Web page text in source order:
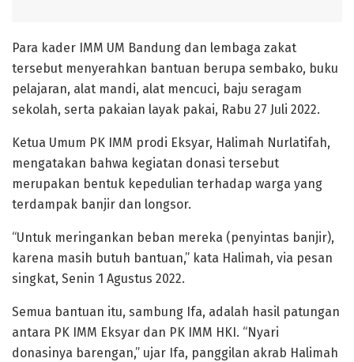
Para kader IMM UM Bandung dan lembaga zakat
tersebut menyerahkan bantuan berupa sembako, buku
pelajaran, alat mandi, alat mencuci, baju seragam
sekolah, serta pakaian layak pakai, Rabu 27 Juli 2022.
Ketua Umum PK IMM prodi Eksyar, Halimah Nurlatifah,
mengatakan bahwa kegiatan donasi tersebut
merupakan bentuk kepedulian terhadap warga yang
terdampak banjir dan longsor.
“Untuk meringankan beban mereka (penyintas banjir),
karena masih butuh bantuan,” kata Halimah, via pesan
singkat, Senin 1 Agustus 2022.
Semua bantuan itu, sambung Ifa, adalah hasil patungan
antara PK IMM Eksyar dan PK IMM HKI. “Nyari
donasinya barengan,” ujar Ifa, panggilan akrab Halimah